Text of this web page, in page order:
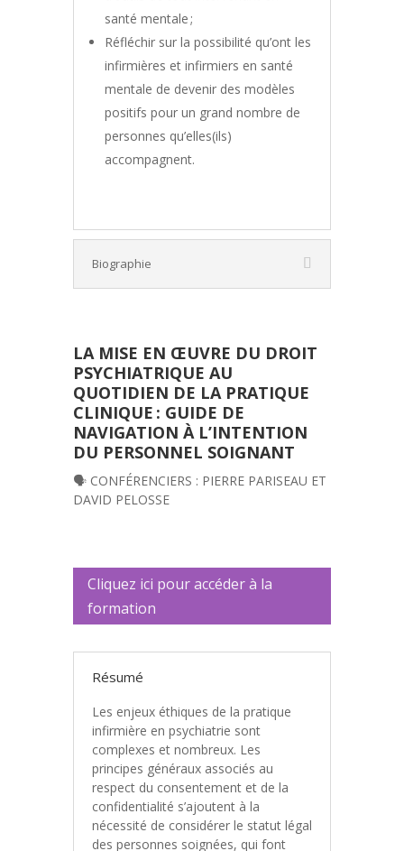
santé mentale ;
Réfléchir sur la possibilité qu’ont les
infirmières et infirmiers en santé
mentale de devenir des modèles
positifs pour un grand nombre de
personnes qu’elles(ils)
accompagnent.
Biographie
LA MISE EN ŒUVRE DU DROIT
PSYCHIATRIQUE AU
QUOTIDIEN DE LA PRATIQUE
CLINIQUE : GUIDE DE
NAVIGATION À L’INTENTION
DU PERSONNEL SOIGNANT
🗣️ CONFÉRENCIERS : PIERRE PARISEAU ET
DAVID PELOSSE
Cliquez ici pour accéder à la
formation
Résumé
Les enjeux éthiques de la pratique
infirmière en psychiatrie sont
complexes et nombreux. Les
principes généraux associés au
respect du consentement et de la
confidentialité s’ajoutent à la
nécessité de considérer le statut légal
des personnes soignées, qui font